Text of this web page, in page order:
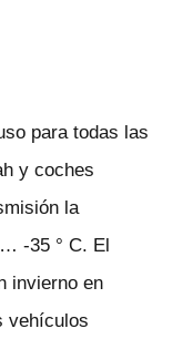
para todas las
y coches
la
-35 ° C. El
invierno en
vehículos